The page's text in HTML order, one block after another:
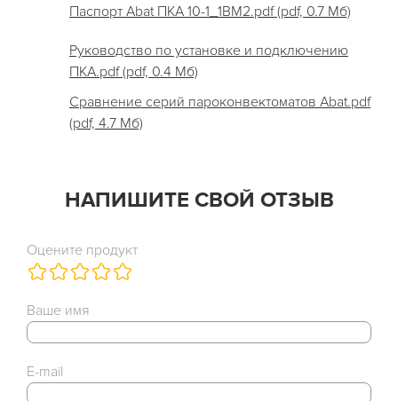
Паспорт Abat ПКА 10-1_1ВМ2.pdf (pdf, 0.7 Мб)
Руководство по установке и подключению
ПКА.pdf (pdf, 0.4 Мб)
Cравнение серий пароконвектоматов Abat.pdf
(pdf, 4.7 Мб)
НАПИШИТЕ СВОЙ ОТЗЫВ
Оцените продукт
Ваше имя
E-mail